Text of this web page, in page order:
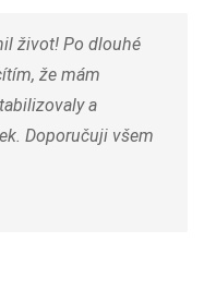
život! Po dlouhé
že mám
a
Doporučuji všem